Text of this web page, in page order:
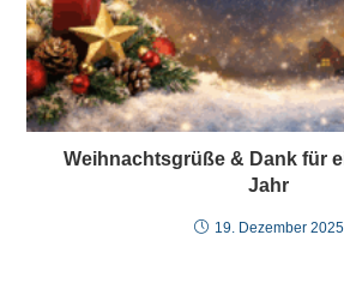
Weihnachtsgrüße & Dank für
Jahr
19. Dezember 2025